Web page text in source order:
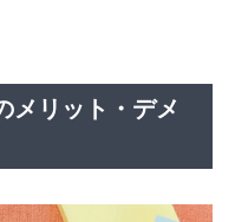
メリット・デメ